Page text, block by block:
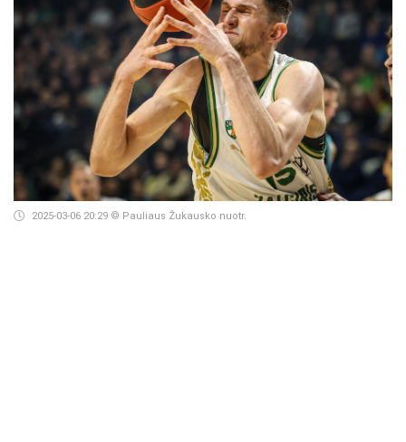
2025-03-06 20:29 © Pauliaus Žukausko nuotr.